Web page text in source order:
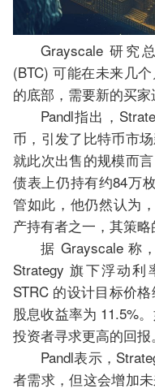
Grayscale 研究
(BTC) 可能在未来几
的底部，需要新的买家
Pandl指出，
币，引发了比特币市
就此次出售的规模而
债表上仍持有约84万
管如此，他仍然认为
产持有者之一，其策略
据 Grayscale 称
Strategy 旗下浮动利
STRC 的设计目标价
股息收益率为 11.5%
投资者寻求更高的回报。
Pandl表示，
者需求，但这会增加